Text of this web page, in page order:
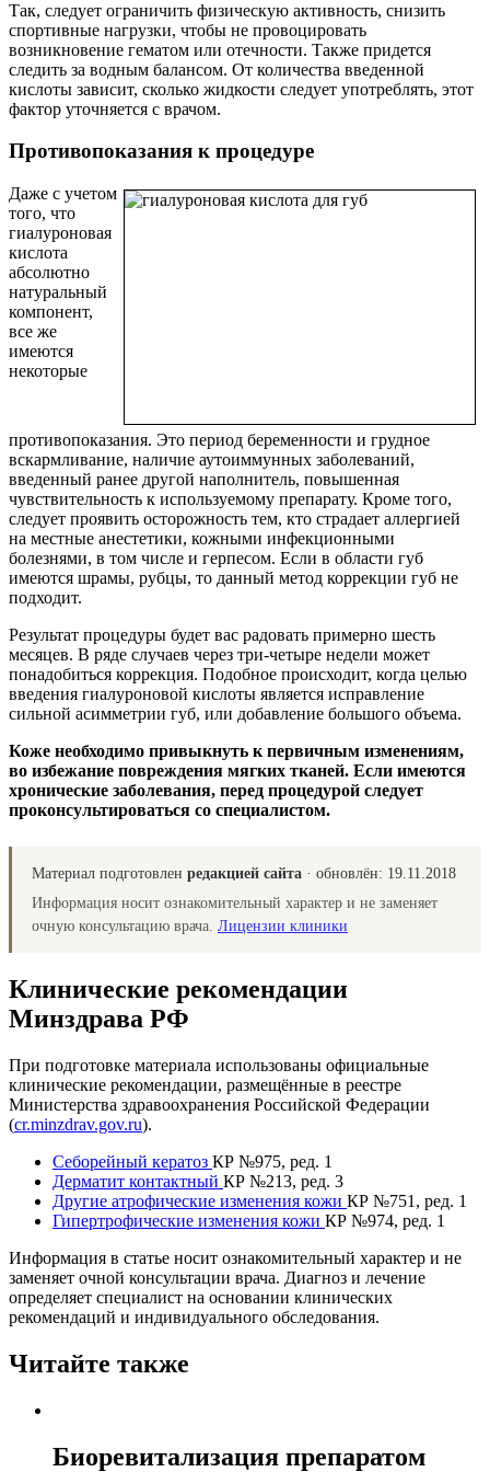
Так, следует ограничить физическую активность, снизить
спортивные нагрузки, чтобы не провоцировать
возникновение гематом или отечности. Также придется
следить за водным балансом. От количества введенной
кислоты зависит, сколько жидкости следует употреблять, этот
фактор уточняется с врачом.
Противопоказания к процедуре
Даже с учетом
того, что
гиалуроновая
кислота
абсолютно
натуральный
компонент,
все же
имеются
некоторые
противопоказания. Это период беременности и грудное
вскармливание, наличие аутоиммунных заболеваний,
введенный ранее другой наполнитель, повышенная
чувствительность к используемому препарату. Кроме того,
следует проявить осторожность тем, кто страдает аллергией
на местные анестетики, кожными инфекционными
болезнями, в том числе и герпесом. Если в области губ
имеются шрамы, рубцы, то данный метод коррекции губ не
подходит.
Результат процедуры будет вас радовать примерно шесть
месяцев. В ряде случаев через три-четыре недели может
понадобиться коррекция. Подобное происходит, когда целью
введения гиалуроновой кислоты является исправление
сильной асимметрии губ, или добавление большого объема.
Коже необходимо привыкнуть к первичным изменениям,
во избежание повреждения мягких тканей. Если имеются
хронические заболевания, перед процедурой следует
проконсультироваться со специалистом.
Материал подготовлен редакцией сайта · обновлён: 19.11.2018
Информация носит ознакомительный характер и не заменяет
очную консультацию врача. Лицензии клиники
Клинические рекомендации
Минздрава РФ
При подготовке материала использованы официальные
клинические рекомендации, размещённые в реестре
Министерства здравоохранения Российской Федерации
(cr.minzdrav.gov.ru).
Себорейный кератоз КР №975, ред. 1
Дерматит контактный КР №213, ред. 3
Другие атрофические изменения кожи КР №751, ред. 1
Гипертрофические изменения кожи КР №974, ред. 1
Информация в статье носит ознакомительный характер и не
заменяет очной консультации врача. Диагноз и лечение
определяет специалист на основании клинических
рекомендаций и индивидуального обследования.
Читайте также
Биоревитализация препаратом